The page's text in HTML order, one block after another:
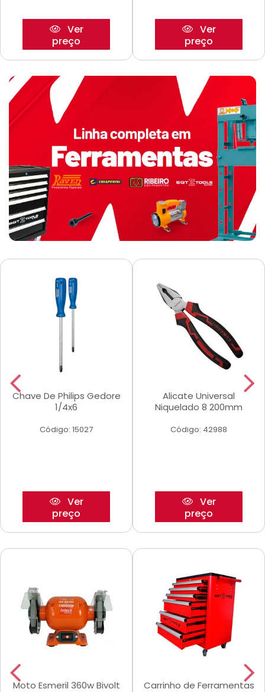
Ver
preço
Ver
preço
Chave De Philips Gedore
1/4x6
Código: 15027
Ver
preço
Alicate Universal
Niquelado 8 200mm
Código: 42988
Ver
preço
Moto Esmeril 360w Bivolt
Carrinho de Ferramentas